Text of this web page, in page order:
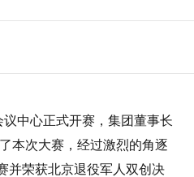
中心正式开赛，集团董事长
本次大赛，经过激烈的角逐
并荣获北京退役军人双创决